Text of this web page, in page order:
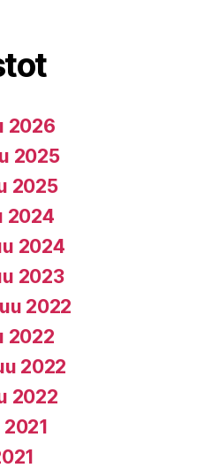
2026
2025
2025
2024
2024
2023
2022
2022
2022
2022